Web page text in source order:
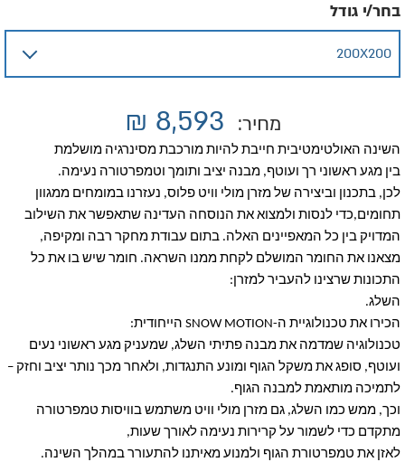
השינה האולטימטיבית חייבת להיות מורכבת מסינרגיה מושלמת
בין מגע ראשוני רך ועוטף, מבנה יציב ותומך וטמפרטורה נעימה.
לכן, בתכנון וביצירה של מזרן מולי וויט פלוס, נעזרנו במומחים ממגוון
תחומים,כדי לנסות ולמצוא את הנוסחה העדינה שתאפשר את השילוב
המדויק בין כל המאפיינים האלה. בתום עבודת מחקר רבה ומקיפה,
מצאנו את החומר המושלם לקחת ממנו השראה. חומר שיש בו את כל
התכונות שרצינו להעביר למזרן:
השלג.
הכירו את טכנולוגיית ה-SNOW MOTION הייחודית:
טכנולוגיה שמדמה את מבנה פתיתי השלג, שמעניק מגע ראשוני נעים
ועוטף, סופג את משקל הגוף ומונע התנגדות, ולאחר מכך נותר יציב וחזק –
לתמיכה מותאמת למבנה הגוף.
וכך, ממש כמו השלג, גם מזרן מולי וויט משתמש בוויסות טמפרטורה
מתקדם כדי לשמור על קרירות נעימה לאורך שעות,
לאזן את טמפרטורת הגוף ולמנוע מאיתנו להתעורר במהלך השינה.
בחר/י גודל
מחיר: 8,593
₪